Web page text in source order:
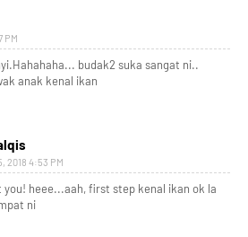
PM
budak2 suka sangat ni..
anak kenal ikan
2018 4:53 PM
you! heee...aah, first step kenal ikan ok la
ni